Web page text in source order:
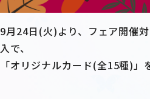
9月24日(火)より、フェア開催
入で、
「オリジナルカード(全15種)」